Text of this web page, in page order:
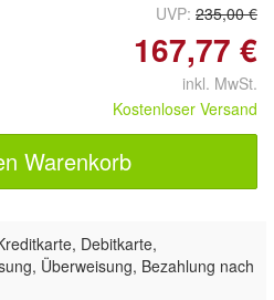
UVP: 235,00 €
167,77 €
inkl. MwSt.
Kostenloser Versand
Warenkorb
Debitkarte,
Überweisung, Bezahlung nach